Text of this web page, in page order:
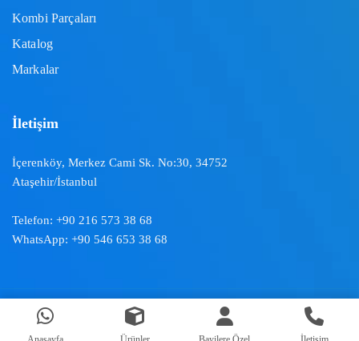
Kombi Parçaları
Katalog
Markalar
İletişim
İçerenköy, Merkez Cami Sk. No:30, 34752
Ataşehir/İstanbul
Telefon: +90 216 573 38 68
WhatsApp: +90 546 653 38 68
Doğal İklimlendirme ™ | 2024